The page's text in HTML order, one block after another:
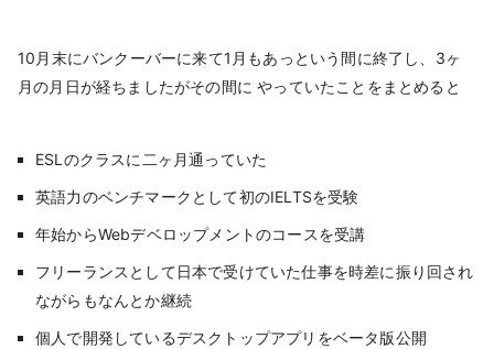
10月末にバンクーバーに来て1月もあっという間に終了し、3ヶ
月の月日が経ちましたがその間に やっていたことをまとめると
ESLのクラスに二ヶ月通っていた
英語力のベンチマークとして初のIELTSを受験
年始からWebデベロップメントのコースを受講
フリーランスとして日本で受けていた仕事を時差に振り回され
ながらもなんとか継続
個人で開発しているデスクトップアプリをベータ版公開